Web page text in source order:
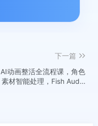
下一篇
AI动画整活全流程课，角色
素材智能处理，Fish Audio